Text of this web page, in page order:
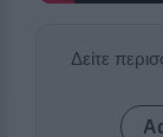
Δείτε